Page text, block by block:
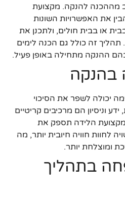
מההכנה להנקה. מקצועת
את האפשרויות השונות
או בבית חולים, ולתכנן את
זה כולל גם הכנה לימים
ההנקה מתחילה באופן פעיל.
בהנקה
יכולה לשפר את הסיכוי
וניסיון הם מרכיבים קריטיים
הלידה תספק את
לחוות חוויה חיובית יותר, מה
ומוצלחת יותר.
בתהליך